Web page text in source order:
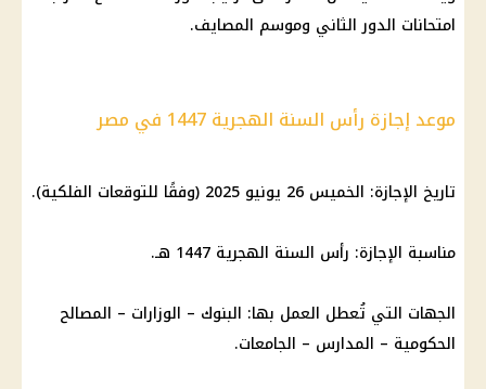
امتحانات الدور الثاني وموسم المصايف.
موعد إجازة رأس السنة الهجرية 1447 في مصر
تاريخ الإجازة: الخميس 26 يونيو 2025 (وفقًا للتوقعات الفلكية).
مناسبة الإجازة: رأس السنة الهجرية 1447 هـ.
الجهات التي تُعطل العمل بها: البنوك – الوزارات – المصالح
الحكومية – المدارس – الجامعات.